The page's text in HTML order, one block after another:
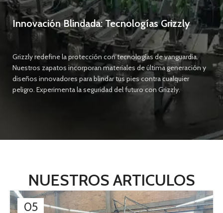
Innovación Blindada: Tecnologías Grizzly
Grizzly redefine la protección con tecnologías de vanguardia.
Nuestros zapatos incorporan materiales de última generación y
diseños innovadores para blindar tus pies contra cualquier
peligro. Experimenta la seguridad del futuro con Grizzly.
NUESTROS ARTICULOS
05